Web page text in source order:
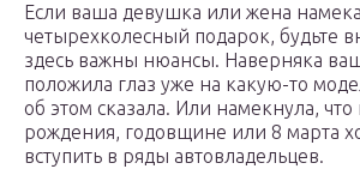
Если ваша девушка или жена
четырехколесный подарок, будьте
здесь важны нюансы. Наверняка
положила глаз уже на какую-то
об этом сказала. Или намекнула,
рождения, годовщине или 8 марта
вступить в ряды автовладельцев.